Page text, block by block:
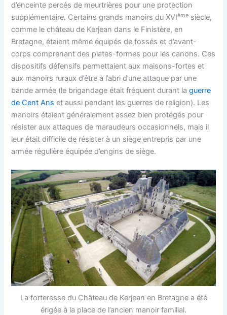
d’enceinte percés de meurtrières pour une protection
supplémentaire. Certains grands manoirs du XVIème siècle,
comme le château de Kerjean dans le Finistère, en
Bretagne, étaient même équipés de fossés et d’avant-
corps comprenant des plates-formes pour les canons. Ces
dispositifs défensifs permettaient aux maisons-fortes et
aux manoirs ruraux d’être à l’abri d’une attaque par une
bande armée (le brigandage était fréquent durant laguerre
de Cent Ans et aussi pendant les guerres de religion). Les
manoirs étaient généralement assez bien protégés pour
résister aux attaques de maraudeurs occasionnels, mais il
leur était difficile de résister à un siège entrepris par une
armée régulière équipée d’engins de siège.
La forteresse du Château de Kerjean en Bretagne a été
érigée à la place de l’ancien manoir familial.